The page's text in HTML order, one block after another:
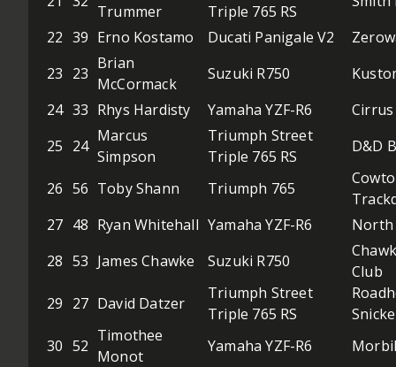
Trummer
Triple 765 RS
22 39 Erno Kostamo Ducati Panigale V2
23 23
Brian
McCormack
Suzuki R750
24 33 Rhys Hardisty Yamaha YZF-R6
25 24
Marcus
Simpson
Triumph Street
Triple 765 RS
D&D
26 56 Toby Shann Triumph 765
27 48 Ryan Whitehall Yamaha YZF-R6
North
28 53 James Chawke Suzuki R750
Club
29 27 David Datzer
Triumph Street
Triple 765 RS
30 52
Timothee
Monot
Yamaha YZF-R6